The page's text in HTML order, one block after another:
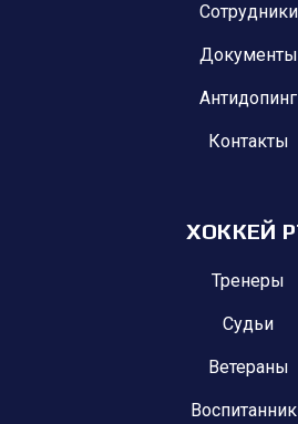
Сотрудники
Документы
Антидопинг
Контакты
ХОККЕЙ
Тренеры
Судьи
Ветераны